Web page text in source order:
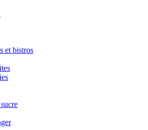
et bistros